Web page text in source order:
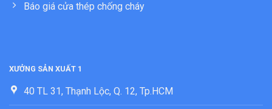
Báo giá cửa thép chống cháy
XƯỞNG SẢN XUẤT 1
40 TL 31, Thạnh Lộc, Q. 12, Tp.HCM